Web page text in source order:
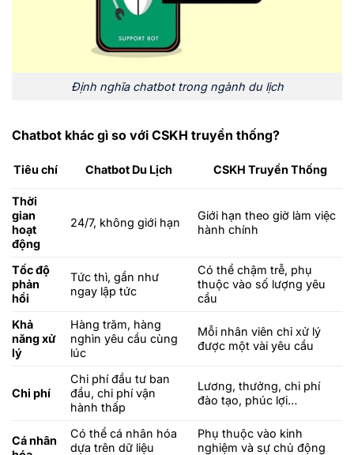
Định nghĩa chatbot trong ngành du lịch
Chatbot khác gì so với CSKH truyền thống?
Tiêu chí Chatbot Du Lịch CSKH Truyền Thống
Thời
gian
hoạt
động
24/7, không giới hạn
Giới hạn theo giờ làm việc
hành chính
Tốc độ
phản
hồi
Tức thì, gần như
ngay lập tức
Có thể chậm trễ, phụ
thuộc vào số lượng yêu
cầu
Khả
năng xử
lý
Hàng trăm, hàng
nghìn yêu cầu cùng
lúc
Mỗi nhân viên chỉ xử lý
được một vài yêu cầu
Chi phí
Chi phí đầu tư ban
đầu, chi phí vận
hành thấp
Lương, thưởng, chi phí
đào tạo, phúc lợi…
Cá nhân
Có thể cá nhân hóa
dựa trên dữ liệu
Phụ thuộc vào kinh
nghiệm và sự chủ động